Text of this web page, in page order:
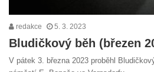
redakce 5. 3. 2023
Bludičkový běh (březen
V pátek 3. března 2023 proběhl